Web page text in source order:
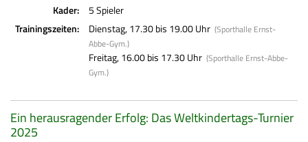
Kader:
5 Spieler
Trainingszeiten:
Dienstag, 17.30 bis 19.00 Uhr (Sporthalle Ernst-
Abbe-Gym.)
Freitag, 16.00 bis 17.30 Uhr (Sporthalle Ernst-Abbe-
Gym.)
Ein herausragender Erfolg: Das Weltkindertags-Turnier
2025